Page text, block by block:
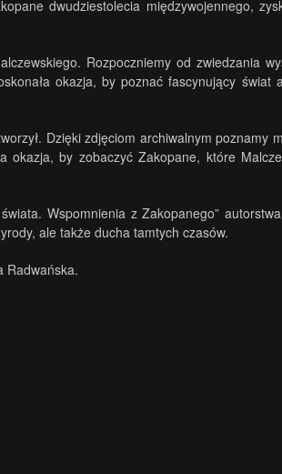
dwudziestolecia międzywojennego,
Rozpoczniemy od zwiedzania
okazja, by poznać fascynujący świat
Dzięki zdjęciom archiwalnym poznamy
okazja, by zobaczyć Zakopane, które
Wspomnienia z Zakopanego” autorstwa
ale także ducha tamtych czasów.
Radwańska.